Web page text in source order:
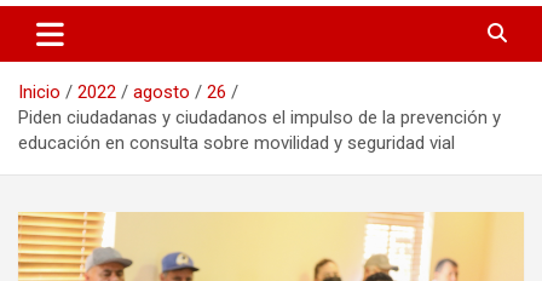
Inicio 2022 agosto
26
Piden ciudadanas y ciudadanos el impulso de la prevención y
educación en consulta sobre movilidad y seguridad vial